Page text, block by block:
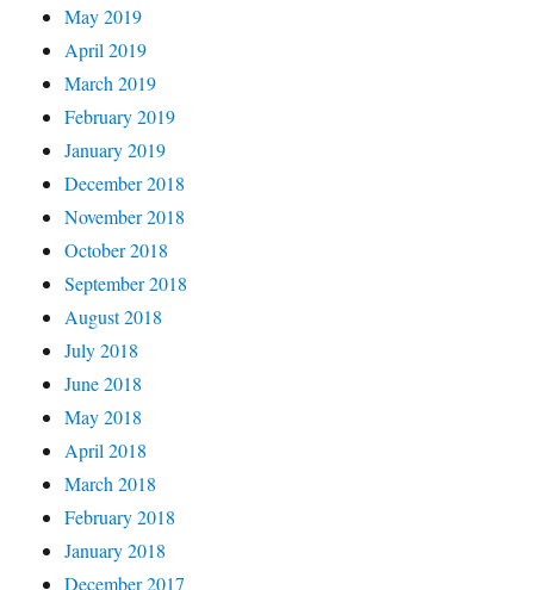
May 2019
April 2019
March 2019
February 2019
January 2019
December 2018
November 2018
October 2018
September 2018
August 2018
July 2018
June 2018
May 2018
April 2018
March 2018
February 2018
January 2018
December 2017